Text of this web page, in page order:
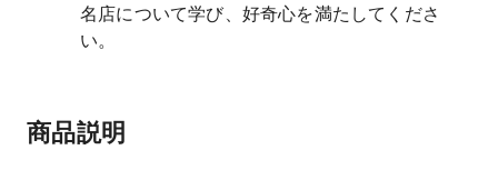
名店について学び、好奇心を満たしてくださ
い。
商品説明